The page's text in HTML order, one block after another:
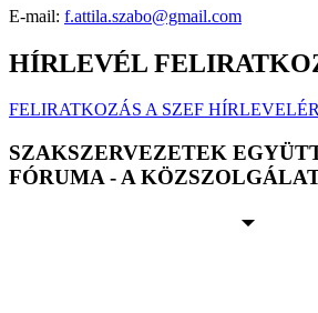
E-mail: f.attila.szabo@gmail.com
HÍRLEVÉL
FELIRATKOZÁS A SZEF
SZAKSZERVEZETEK
FÓRUMA - A